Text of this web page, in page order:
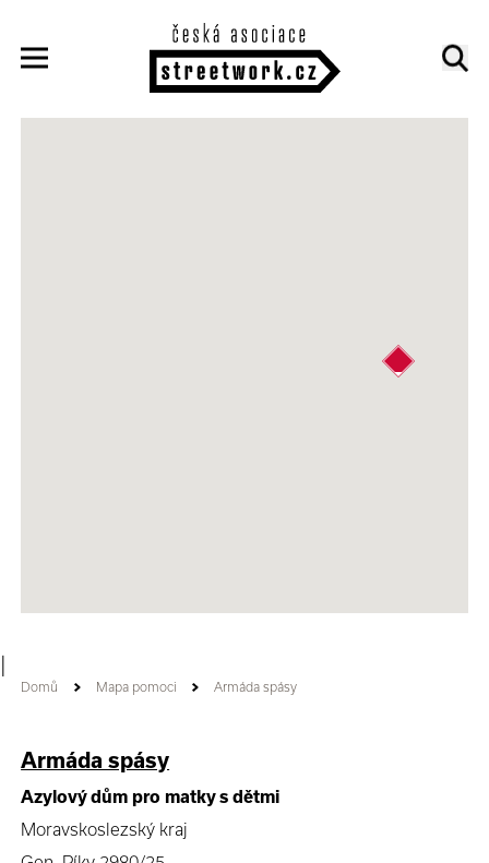
Domů Mapa pomoci Armáda spásy
Armáda spásy
Azylový dům pro matky s dětmi
Moravskoslezský kraj